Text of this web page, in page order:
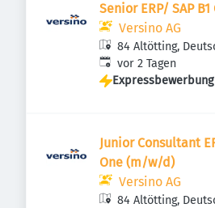
Senior ERP/ SAP
Versino AG
84 Altötting,
Veröffentlicht:
vor 2 Tagen
Expressbewerbung
Junior Consultant
One (m/w/d)
Versino AG
84 Altötting,